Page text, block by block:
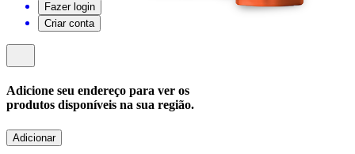
Fazer login
Criar conta
Adicione seu endereço para ver os
produtos disponíveis na sua região.
Adicionar